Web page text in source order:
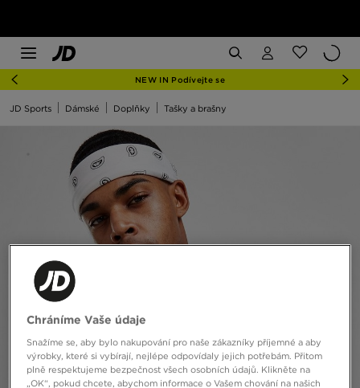
NEW IN Podívejte se
JD Sports Dámské Doplňky Tašky a brašny
Chráníme Vaše údaje
Snažíme se, aby bylo nakupování pro naše zákazníky příjemné a aby
výrobky, které si vybírají, nejlépe odpovídaly jejich potřebám. Přitom
plně respektujeme bezpečnost všech osobních údajů. Klikněte na
„OK“, pokud chcete, abychom informace o Vašem chování na našich